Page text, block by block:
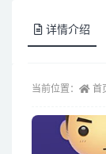
详情介绍
当前位置： 首